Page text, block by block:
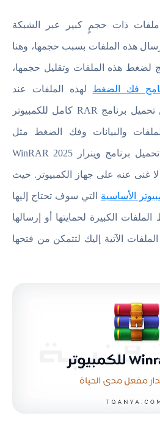
ملفات ذات حجمٍ كبير عبر الشبكة
هذه الملفات بسبب حجمها، وهنا
لضغط هذه الملفات وتقليل حجمها،
فك الضغط لهذه الملفات عند
وصولها. ويا حبذا لو أمكن تحميل برنامج RAR كامل للكمبيوتر
والبيانات وفك الضغط مثل
برنامج Winrar . لذا فإن تحميل برنامج وينرار 2025 WinRAR
لا غنى عنه على جهاز الكمبيوتر. حيث
الأساسية التي سوف تحتاج إليها
الكبيرة لحمايتها أو إرسالها
الآتية إليك لتتمكن من فتحها